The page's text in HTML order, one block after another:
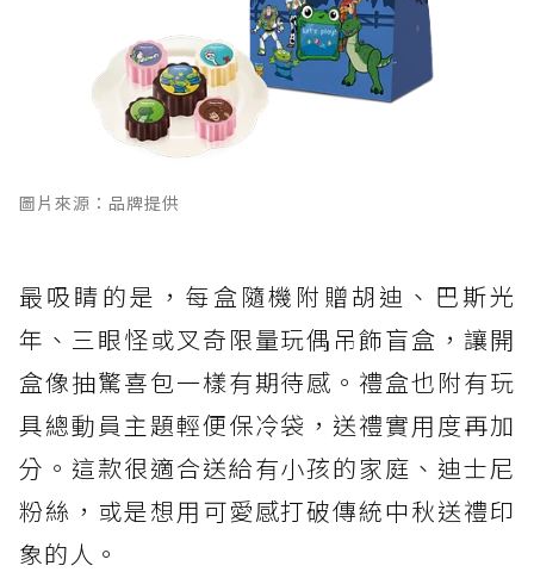
圖片來源：品牌提供
最吸睛的是，每盒隨機附贈胡迪、巴斯光
年、三眼怪或叉奇限量玩偶吊飾盲盒，讓開
盒像抽驚喜包一樣有期待感。禮盒也附有玩
具總動員主題輕便保冷袋，送禮實用度再加
分。這款很適合送給有小孩的家庭、迪士尼
粉絲，或是想用可愛感打破傳統中秋送禮印
象的人。